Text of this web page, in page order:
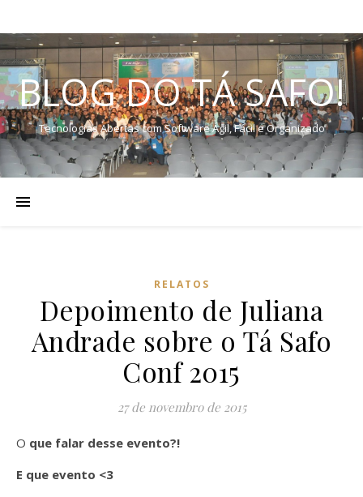
BLOG DO TÁ SAFO!
Tecnologias Abertas com Software Ágil, Fácil e Organizado
RELATOS
Depoimento de Juliana
Andrade sobre o Tá Safo
Conf 2015
27 de novembro de 2015
O que falar desse evento?!
E que evento <3